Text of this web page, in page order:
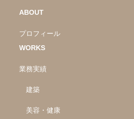
ABOUT
プロフィール
WORKS
業務実績
建築
美容・健康